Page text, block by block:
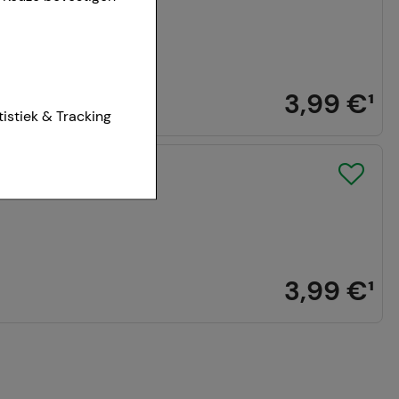
van onze
maken,
het
inhoud weer te
optimaliseren,
& Tracking 3,99 €¹
3,99 €¹